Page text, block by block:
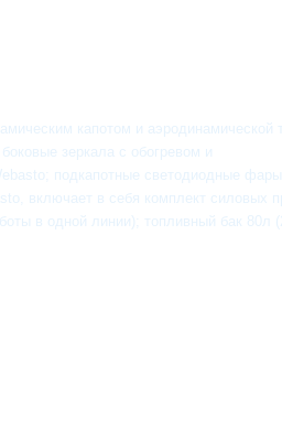
капотом и аэродинамической
зеркала с обогревом и
подкапотные светодиодные фары
включает в себя комплект силовых
в одной линии); топливный бак 80л